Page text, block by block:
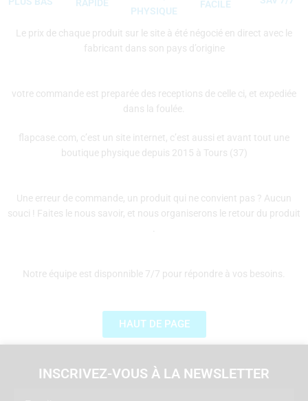
RAPIDE
PHYSIQUE
FACILE
Le prix de chaque produit sur le site à été négocié en direct avec le
fabricant dans son pays d’origine
votre commande est preparée des receptions de celle ci, et expediée
dans la foulée.
flapcase.com, c’est un site internet, c’est aussi et avant tout une
boutique physique depuis 2015 à Tours (37)
Une erreur de commande, un produit qui ne convient pas ? Aucun
souci ! Faites le nous savoir, et nous organiserons le retour du produit
Notre équipe est disponnible 7/7 pour répondre à vos besoins.
HAUT DE PAGE
INSCRIVEZ-VOUS À LA NEWSLETTER